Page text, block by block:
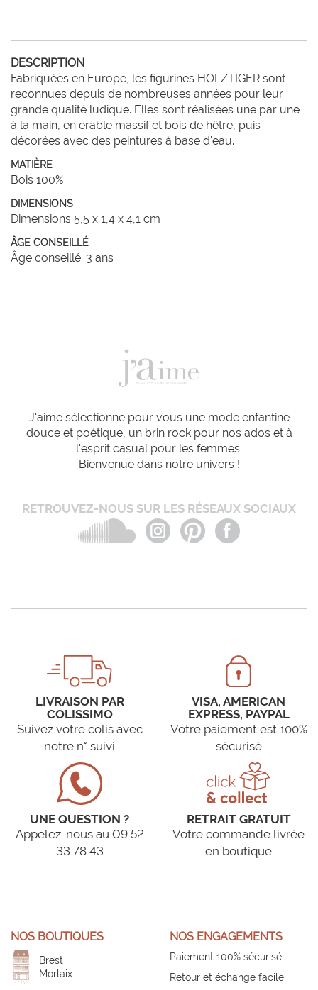
DESCRIPTION
Fabriquées en Europe, les figurines HOLZTIGER sont
reconnues depuis de nombreuses années pour leur
grande qualité ludique. Elles sont réalisées une par une
à la main, en érable massif et bois de hêtre, puis
décorées avec des peintures à base d'eau.
MATIÈRE
Bois 100%
DIMENSIONS
Dimensions 5,5 x 1,4 x 4,1 cm
ÂGE CONSEILLÉ
Âge conseillé: 3 ans
J'aime sélectionne pour vous une mode enfantine
douce et poétique, un brin rock pour nos ados et à
l'esprit casual pour les femmes.
Bienvenue dans notre univers !
RETROUVEZ-NOUS SUR LES RÉSEAUX SOCIAUX
LIVRAISON PAR
COLISSIMO
Suivez votre colis avec
notre n° suivi
VISA, AMERICAN
EXPRESS, PAYPAL
Votre paiement est 100%
sécurisé
UNE QUESTION ?
Appelez-nous au 09 52
33 78 43
RETRAIT GRATUIT
Votre commande livrée
en boutique
NOS BOUTIQUES
Brest
Morlaix
NOS ENGAGEMENTS
Paiement 100% sécurisé
Retour et échange facile